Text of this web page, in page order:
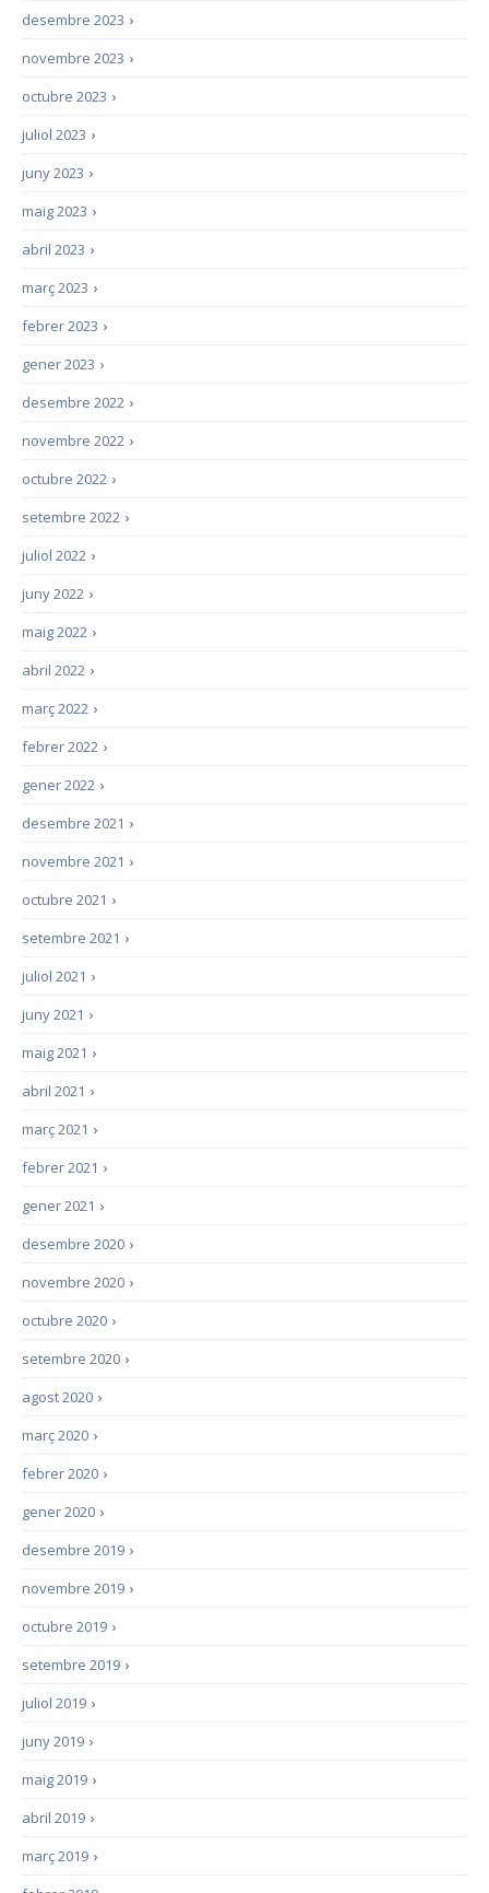
›
desembre 2023
›
novembre 2023
›
octubre 2023
›
juliol 2023
›
juny 2023
›
maig 2023
›
abril 2023
›
març 2023
›
febrer 2023
›
gener 2023
›
desembre 2022
›
novembre 2022
›
octubre 2022
›
setembre 2022
›
juliol 2022
›
juny 2022
›
maig 2022
›
abril 2022
›
març 2022
›
febrer 2022
›
gener 2022
›
desembre 2021
›
novembre 2021
›
octubre 2021
›
setembre 2021
›
juliol 2021
›
juny 2021
›
maig 2021
›
abril 2021
›
març 2021
›
febrer 2021
›
gener 2021
›
desembre 2020
›
novembre 2020
›
octubre 2020
›
setembre 2020
›
agost 2020
›
març 2020
›
febrer 2020
›
gener 2020
›
desembre 2019
›
novembre 2019
›
octubre 2019
›
setembre 2019
›
juliol 2019
›
juny 2019
›
maig 2019
›
abril 2019
›
març 2019